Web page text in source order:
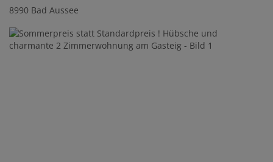
8990 Bad Aussee